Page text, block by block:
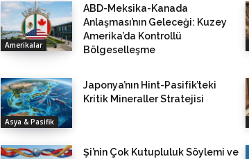
Amerikalar
ABD-Meksika-Kanada
Anlaşması’nın Geleceği: Kuzey
Amerika’da Kontrollü
Bölgeselleşme
Asya & Pasifik
Japonya’nın Hint-Pasifik’teki
Kritik Mineraller Stratejisi
Şi’nin Çok Kutupluluk Söylemi ve